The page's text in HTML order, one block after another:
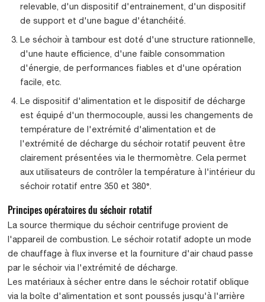
relevable, d'un dispositif d'entrainement, d'un dispositif
de support et d'une bague d'étanchéité.
Le séchoir à tambour est doté d'une structure rationnelle,
d'une haute efficience, d'une faible consommation
d'énergie, de performances fiables et d'une opération
facile, etc.
Le dispositif d'alimentation et le dispositif de décharge
est équipé d'un thermocouple, aussi les changements de
température de l'extrémité d'alimentation et de
l'extrémité de décharge du séchoir rotatif peuvent être
clairement présentées via le thermomètre. Cela permet
aux utilisateurs de contrôler la température à l'intérieur du
séchoir rotatif entre 350 et 380°.
Principes opératoires du séchoir rotatif
La source thermique du séchoir centrifuge provient de
l'appareil de combustion. Le séchoir rotatif adopte un mode
de chauffage à flux inverse et la fourniture d'air chaud passe
par le séchoir via l'extrémité de décharge.
Les matériaux à sécher entre dans le séchoir rotatif oblique
via la boîte d'alimentation et sont poussés jusqu'à l'arrière